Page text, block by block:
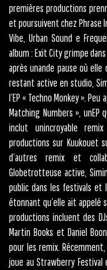
premières productions
et poursuivent chez Phrase
Vibe, Urban Sound e
album : Exit City grimpe
après unande pause où
restant active en studio,
l’EP « Techno Monkey ».
Matching Numbers »,
inclut unincroyable
productions sur Kuukouet
d’autres remix et
Globetrotteuse active,
public dans les festivals et
étonnant qu’elle ait appelé
productions incluent des
Martin Books et Daniel
pour les remix.
joue au Strawberry Festival